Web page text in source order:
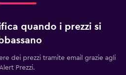
quando i prezzi si
dei prezzi tramite email grazie agli
Prezzi.